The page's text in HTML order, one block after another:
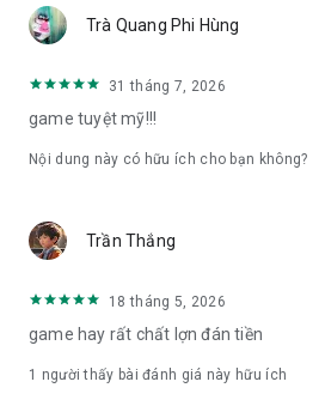
Trà Quang Phi Hùng
31 tháng 7, 2026
game tuyệt mỹ!!!
Nội dung này có hữu ích cho bạn không?
Trần Thắng
18 tháng 5, 2026
game hay rất chất lợn đán tiền
1 người thấy bài đánh giá này hữu ích